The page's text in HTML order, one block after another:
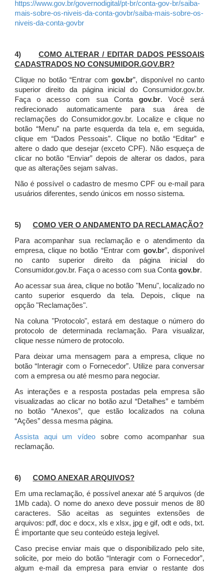
https://www.gov.br/governodigital/pt-br/conta-gov-br/saiba-
mais-sobre-os-niveis-da-conta-govbr/saiba-mais-sobre-os-
niveis-da-conta-govbr
4) COMO ALTERAR / EDITAR DADOS PESSOAIS
CADASTRADOS NO CONSUMIDOR.GOV.BR?
Clique no botão “Entrar comgov.br”, disponível no canto
superior direito da página inicial do Consumidor.gov.br.
Faça o acesso com sua Conta gov.br. Você será
redirecionado automaticamente para sua área de
reclamações do Consumidor.gov.br.
Localize e clique no
botão “Menu” na parte esquerda da tela e, em seguida,
clique em “Dados Pessoais”. Clique no botão “Editar” e
altere o dado que desejar (exceto CPF). Não esqueça de
clicar no botão “Enviar” depois de alterar os dados, para
que as alterações sejam salvas.
Não é possível o cadastro de mesmo CPF ou e-mail para
usuários diferentes, sendo únicos em nosso sistema.
5) COMO VER O ANDAMENTO DA RECLAMAÇÃO?
Para acompanhar sua reclamação e o atendimento da
empresa, clique no botão “Entrar com gov.br”, disponível
no canto superior direito da página inicial do
Consumidor.gov.br. Faça o acesso com sua Contagov.br.
Ao acessar sua área, clique no botão "Menu", localizado no
canto superior esquerdo da tela. Depois, clique na
opção "Reclamações".
Na coluna "Protocolo", estará em destaque o número do
protocolo de determinada reclamação. Para visualizar,
clique nesse número de protocolo.
Para deixar uma mensagem para a empresa, clique no
botão “Interagir com o Fornecedor”. Utilize para conversar
com a empresa ou até mesmo para negociar.
As interações e a resposta postadas pela empresa são
visualizadas ao clicar no botão azul “Detalhes” e também
no botão “Anexos”, que estão localizados na coluna
“Ações” dessa mesma página.
Assista aqui um vídeo sobre como acompanhar sua
reclamação.
6) COMO ANEXAR ARQUIVOS?
Em uma reclamação, é possível anexar até 5 arquivos (de
1Mb cada). O nome do anexo deve possuir menos de 80
caracteres. São aceitas as seguintes extensões de
arquivos: pdf, doc e docx, xls e xlsx, jpg e gif, odt e ods, txt.
É importante que seu conteúdo esteja legível.
Caso precise enviar mais que o disponibilizado pelo site,
solicite, por meio do botão “Interagir com o Fornecedor”,
algum e-mail da empresa para enviar o restante dos